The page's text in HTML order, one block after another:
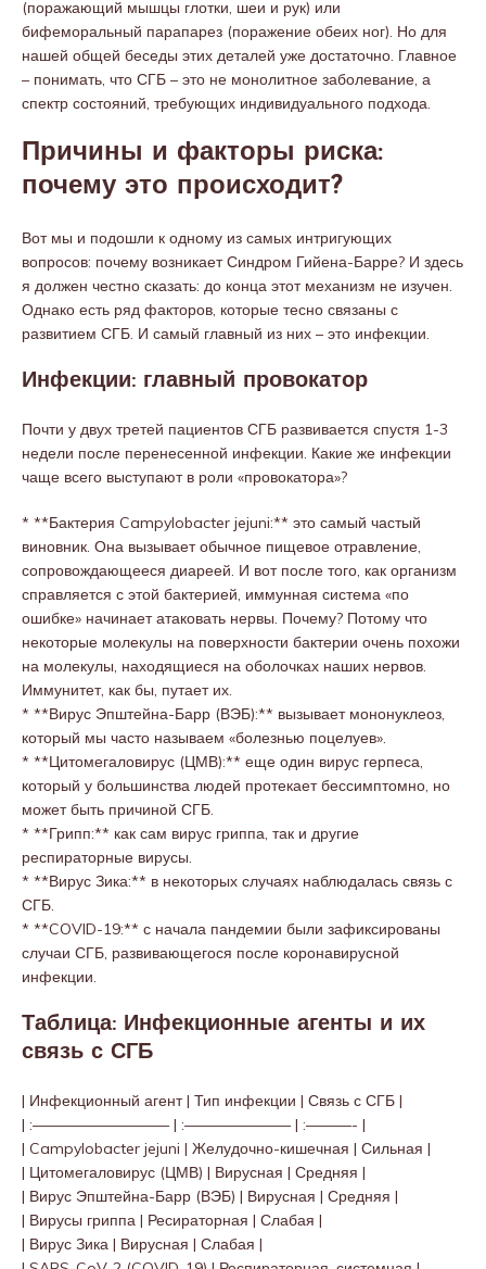
(поражающий мышцы глотки, шеи и рук) или
бифеморальный парапарез (поражение обеих ног). Но для
нашей общей беседы этих деталей уже достаточно. Главное
– понимать, что СГБ – это не монолитное заболевание, а
спектр состояний, требующих индивидуального подхода.
Причины и факторы риска:
почему это происходит?
Вот мы и подошли к одному из самых интригующих
вопросов: почему возникает Синдром Гийена-Барре? И здесь
я должен честно сказать: до конца этот механизм не изучен.
Однако есть ряд факторов, которые тесно связаны с
развитием СГБ. И самый главный из них – это инфекции.
Инфекции: главный провокатор
Почти у двух третей пациентов СГБ развивается спустя 1-3
недели после перенесенной инфекции. Какие же инфекции
чаще всего выступают в роли «провокатора»?
* **Бактерия Campylobacter jejuni:** это самый частый
виновник. Она вызывает обычное пищевое отравление,
сопровождающееся диареей. И вот после того, как организм
справляется с этой бактерией, иммунная система «по
ошибке» начинает атаковать нервы. Почему? Потому что
некоторые молекулы на поверхности бактерии очень похожи
на молекулы, находящиеся на оболочках наших нервов.
Иммунитет, как бы, путает их.
* **Вирус Эпштейна-Барр (ВЭБ):** вызывает мононуклеоз,
который мы часто называем «болезнью поцелуев».
* **Цитомегаловирус (ЦМВ):** еще один вирус герпеса,
который у большинства людей протекает бессимптомно, но
может быть причиной СГБ.
* **Грипп:** как сам вирус гриппа, так и другие
респираторные вирусы.
* **Вирус Зика:** в некоторых случаях наблюдалась связь с
СГБ.
* **COVID-19:** с начала пандемии были зафиксированы
случаи СГБ, развивающегося после коронавирусной
инфекции.
Таблица: Инфекционные агенты и их
связь с СГБ
| Инфекционный агент | Тип инфекции | Связь с СГБ |
| :————————— | :——————— | :———- |
| Campylobacter jejuni | Желудочно-кишечная | Сильная |
| Цитомегаловирус (ЦМВ) | Вирусная | Средняя |
| Вирус Эпштейна-Барр (ВЭБ) | Вирусная | Средняя |
| Вирусы гриппа | Ресираторная | Слабая |
| Вирус Зика | Вирусная | Слабая |